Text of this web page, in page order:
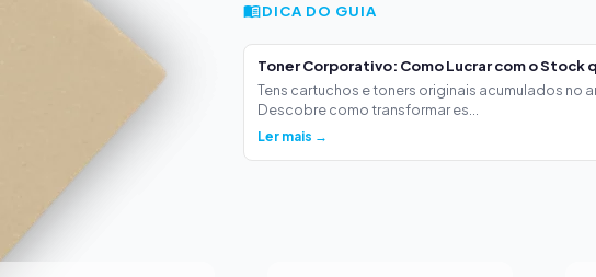
DICA DO GUIA
Toner Corporativo: Como Lucrar com o Stock
Tens cartuchos e toners originais acumulados no
Descobre como transformar es...
Ler mais →